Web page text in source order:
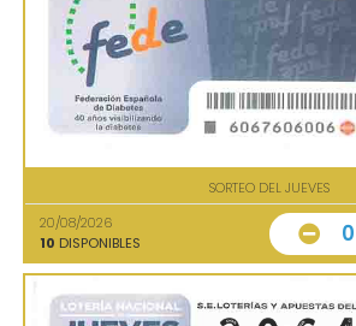
SORTEO DEL JUEVES
20/08/2026
10 DISPONIBLES 0